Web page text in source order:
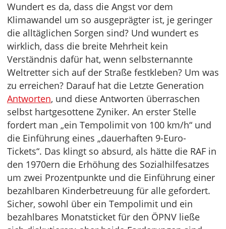
Wundert es da, dass die Angst vor dem
Klimawandel um so ausgeprägter ist, je geringer
die alltäglichen Sorgen sind? Und wundert es
wirklich, dass die breite Mehrheit kein
Verständnis dafür hat, wenn selbsternannte
Weltretter sich auf der Straße festkleben? Um was
zu erreichen? Darauf hat die Letzte Generation
Antworten, und diese Antworten überraschen
selbst hartgesottene Zyniker. An erster Stelle
fordert man „ein Tempolimit von 100 km/h“ und
die Einführung eines „dauerhaften 9-Euro-
Tickets“. Das klingt so absurd, als hätte die RAF in
den 1970ern die Erhöhung des Sozialhilfesatzes
um zwei Prozentpunkte und die Einführung einer
bezahlbaren Kinderbetreuung für alle gefordert.
Sicher, sowohl über ein Tempolimit und ein
bezahlbares Monatsticket für den ÖPNV ließe